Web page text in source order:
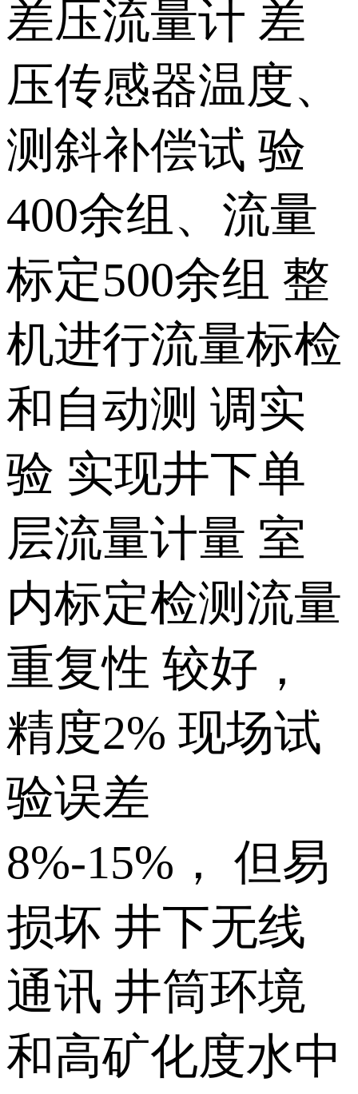
差压流量计 差
压传感器温度、
测斜补偿试 验
400余组、流量
标定500余组 整
机进行流量标检
和自动测 调实
验 实现井下单
层流量计量 室
内标定检测流量
重复性 较好，
精度2% 现场试
验误差
8%-15%， 但易
损坏 井下无线
通讯 井筒环境
和高矿化度水中